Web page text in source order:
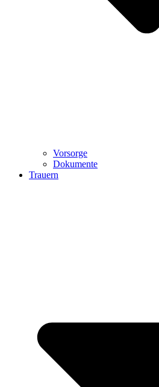
Vorsorge
Dokumente
Trauern